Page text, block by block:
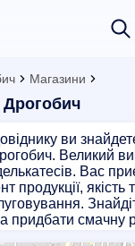
Магазини
Дрогобич
ви
Великий
Вас
продукції, якість
придбати смачну